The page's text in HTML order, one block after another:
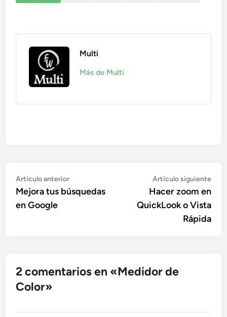
Multi
Más de Multi
Navegación
de
entradas
Artículo anteriorArtículo
anterior:
Mejora tus búsquedas
en Google
Artículo siguiente
Hacer zoom en
QuickLook o Vista
Rápida
2 comentarios en «Medidor de
Color»